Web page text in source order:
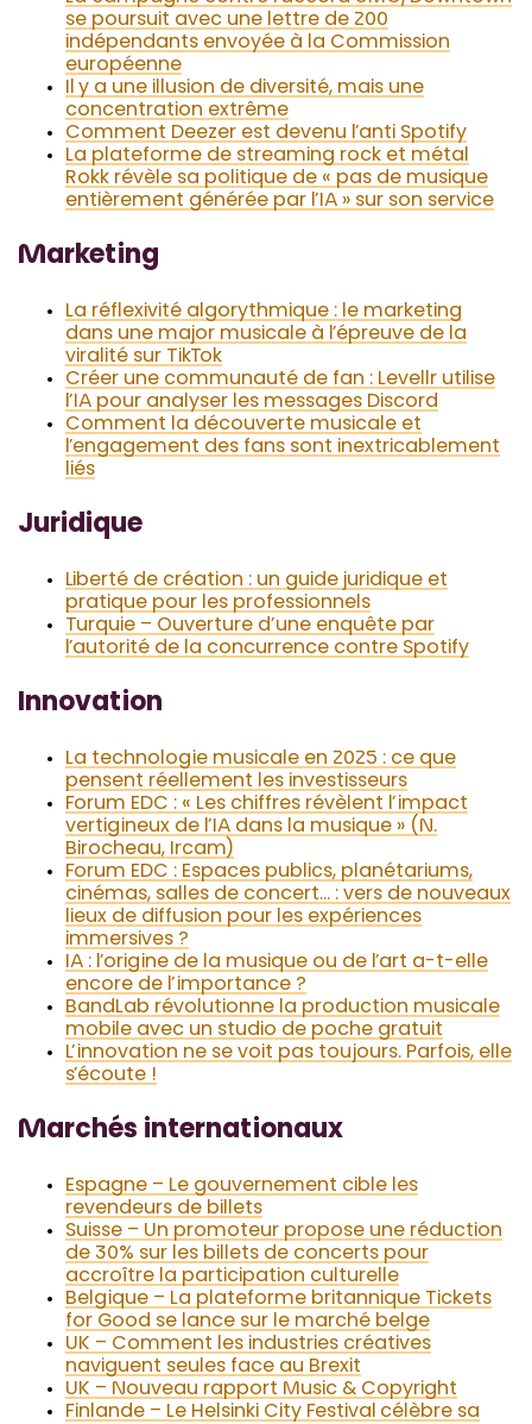
se poursuit avec une lettre de 200
indépendants envoyée à la Commission
européenne
Il y a une illusion de diversité, mais une
concentration extrême
Comment Deezer est devenu l’anti Spotify
La plateforme de streaming rock et métal
Rokk révèle sa politique de « pas de musique
entièrement générée par l’IA » sur son service
Marketing
La réflexivité algorythmique : le marketing
dans une major musicale à l’épreuve de la
viralité sur TikTok
Créer une communauté de fan : Levellr utilise
l’IA pour analyser les messages Discord
Comment la découverte musicale et
l’engagement des fans sont inextricablement
liés
Juridique
Liberté de création : un guide juridique et
pratique pour les professionnels
Turquie – Ouverture d’une enquête par
l’autorité de la concurrence contre Spotify
Innovation
La technologie musicale en 2025 : ce que
pensent réellement les investisseurs
Forum EDC : « Les chiffres révèlent l’impact
vertigineux de l’IA dans la musique » (N.
Birocheau, Ircam)
Forum EDC : Espaces publics, planétariums,
cinémas, salles de concert… : vers de nouveaux
lieux de diffusion pour les expériences
immersives ?
IA : l’origine de la musique ou de l’art a-t-elle
encore de l’importance ?
BandLab révolutionne la production musicale
mobile avec un studio de poche gratuit
L’innovation ne se voit pas toujours. Parfois, elle
s’écoute !
Marchés internationaux
Espagne – Le gouvernement cible les
revendeurs de billets
Suisse – Un promoteur propose une réduction
de 30% sur les billets de concerts pour
accroître la participation culturelle
Belgique – La plateforme britannique Tickets
for Good se lance sur le marché belge
UK – Comment les industries créatives
naviguent seules face au Brexit
UK – Nouveau rapport Music & Copyright
Finlande – Le Helsinki City Festival célèbre sa